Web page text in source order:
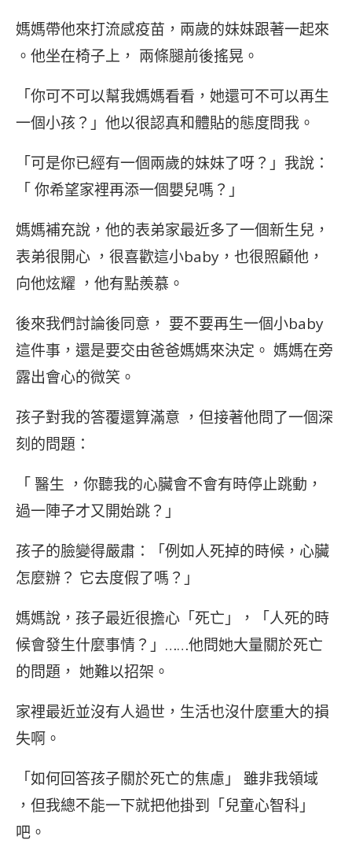
媽媽帶他來打流感疫苗，兩歲的妹妹跟著一起來
。他坐在椅子上， 兩條腿前後搖晃。
「你可不可以幫我媽媽看看，她還可不可以再生
一個小孩？」他以很認真和體貼的態度問我。
「可是你已經有一個兩歲的妹妹了呀？」我說：
「 你希望家裡再添一個嬰兒嗎？」
媽媽補充說，他的表弟家最近多了一個新生兒，
表弟很開心 ，很喜歡這小baby，也很照顧他，
向他炫耀 ，他有點羨慕。
後來我們討論後同意， 要不要再生一個小baby
這件事，還是要交由爸爸媽媽來決定。 媽媽在旁
露出會心的微笑。
孩子對我的答覆還算滿意 ，但接著他問了一個深
刻的問題：
「 醫生 ，你聽我的心臟會不會有時停止跳動，
過一陣子才又開始跳？」
孩子的臉變得嚴肅：「例如人死掉的時候，心臟
怎麼辦？ 它去度假了嗎？」
媽媽說，孩子最近很擔心「死亡」，「人死的時
候會發生什麼事情？」……他問她大量關於死亡
的問題， 她難以招架。
家裡最近並沒有人過世，生活也沒什麼重大的損
失啊。
「如何回答孩子關於死亡的焦慮」 雖非我領域
，但我總不能一下就把他掛到「兒童心智科」
吧。